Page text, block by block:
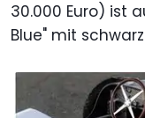
30.000 Euro) ist
Blue" mit